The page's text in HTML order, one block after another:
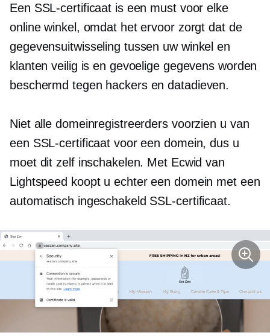
Een SSL-certificaat is een must voor elke
online winkel, omdat het ervoor zorgt dat de
gegevensuitwisseling tussen uw winkel en
klanten veilig is en gevoelige gegevens worden
beschermd tegen hackers en datadieven.
Niet alle domeinregistreerders voorzien u van
een SSL-certificaat voor een domein, dus u
moet dit zelf inschakelen. Met Ecwid van
Lightspeed koopt u echter een domein met een
automatisch ingeschakeld SSL-certificaat.